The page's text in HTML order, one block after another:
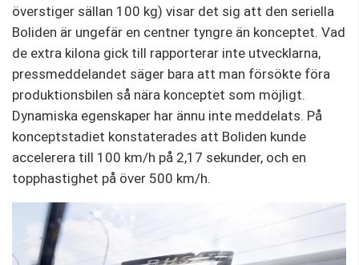
överstiger sällan 100 kg) visar det sig att den seriella
Boliden är ungefär en centner tyngre än konceptet. Vad
de extra kilona gick till rapporterar inte utvecklarna,
pressmeddelandet säger bara att man försökte föra
produktionsbilen så nära konceptet som möjligt.
Dynamiska egenskaper har ännu inte meddelats. På
konceptstadiet konstaterades att Boliden kunde
accelerera till 100 km/h på 2,17 sekunder, och en
topphastighet på över 500 km/h.